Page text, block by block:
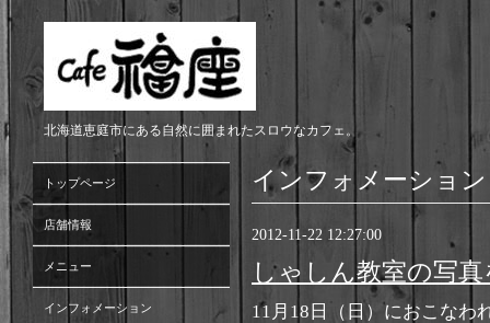
北海道恵庭市にある自然に囲まれたスロウなカフェ。
インフォメーション
2012-11-22 12:27:00
しゃしん教室の写
11月18日（日）におこなわ
トップページ
店舗情報
メニュー
インフォメーション